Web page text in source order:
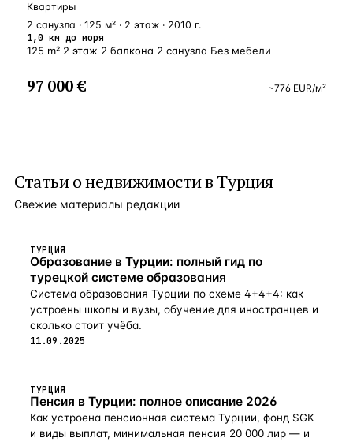
Квартиры
2 санузла · 125 м² · 2 этаж · 2010 г.
1,0 км до моря
125 m² 2 этаж 2 балкона 2 санузла Без мебели
97 000 € ~776 EUR/м²
Статьи онедвижимости в Турция
Свежие материалы редакции
ТУРЦИЯ
Образование в Турции: полный гид по
турецкой системе образования
Система образования Турции по схеме 4+4+4: как
устроены школы и вузы, обучение для иностранцев и
сколько стоит учёба.
11.09.2025
ТУРЦИЯ
Пенсия в Турции: полное описание 2026
Как устроена пенсионная система Турции, фонд SGK
и виды выплат, минимальная пенсия 20 000 лир — и